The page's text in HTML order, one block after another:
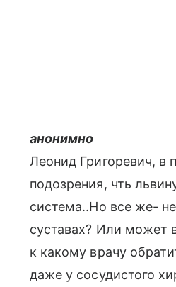
анонимно
Леонид Григоревич, в
подозрения, чть
система..Но все же-
суставах? Или может
к какому врачу
даже у сосудистого